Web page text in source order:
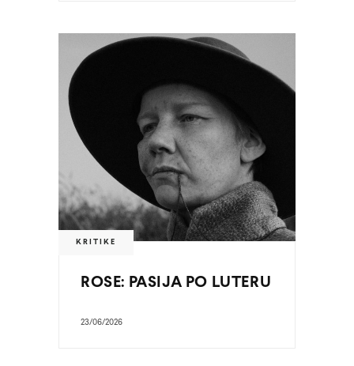
KRITIKE
ROSE: PASIJA PO LUTERU
23/06/2026